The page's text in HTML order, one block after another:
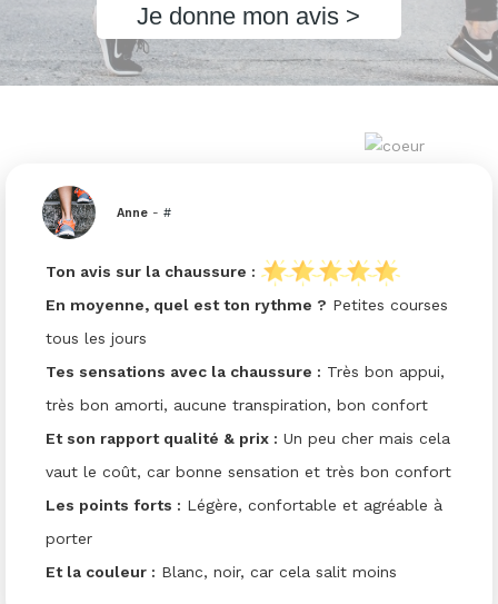
Je donne mon avis >
Anne- #
Ton avis sur la chaussure :
En moyenne, quel est ton rythme ? Petites courses
tous les jours
Tes sensations avec la chaussure : Très bon appui,
très bon amorti, aucune transpiration, bon confort
Et son rapport qualité & prix : Un peu cher mais cela
vaut le coût, car bonne sensation et très bon confort
Les points forts : Légère, confortable et agréable à
porter
Et la couleur : Blanc, noir, car cela salit moins